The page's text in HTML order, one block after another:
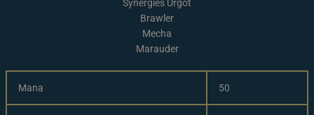
Synergies Urgot
Brawler
Mecha
Marauder
Mana 50